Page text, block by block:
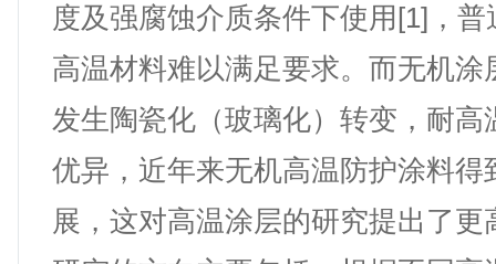
度及强腐蚀介质条件下使用[1]，
高温材料难以满足要求。而无机涂
发生陶瓷化（玻璃化）转变，耐高
优异，近年来无机高温防护涂料得
展，这对高温涂层的研究提出了更